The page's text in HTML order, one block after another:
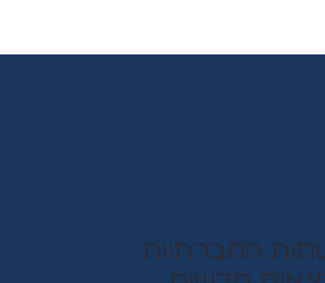
החברתיות